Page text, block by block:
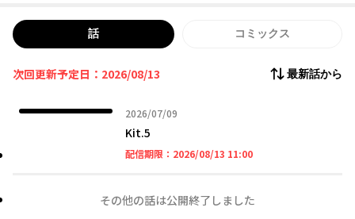
話 コミックス
次回更新予定日：2026/08/13 最新話から
2026/07/09
2026年07月09日
Kit.5
配信期限： 2026/08/13 11:002026年08月13日 11時
その他の話は公開終了しました